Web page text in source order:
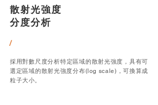
散射光強度
​分度分析
/
採用對數尺度分析特定區域的散射光強度， 具有可
選定區域的散射光強度分布(log scale)，可換算成
粒子大小。